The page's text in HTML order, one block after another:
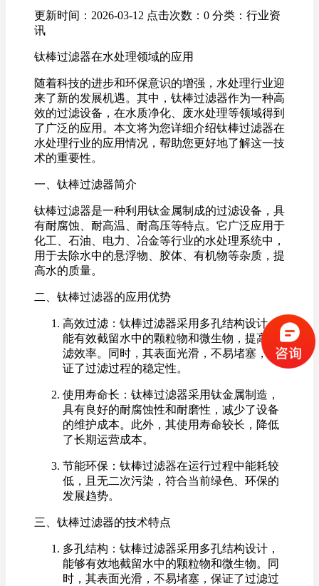
更新时间：2026-03-12 点击次数：0 分类：行业资
讯
钛棒过滤器在水处理领域的应用
随着科技的进步和环保意识的增强，水处理行业迎
来了新的发展机遇。其中，钛棒过滤器作为一种高
效的过滤设备，在水质净化、废水处理等领域得到
了广泛的应用。本文将为您详细介绍钛棒过滤器在
水处理行业的应用情况，帮助您更好地了解这一技
术的重要性。
一、钛棒过滤器简介
钛棒过滤器是一种利用钛金属制成的过滤设备，具
有耐腐蚀、耐高温、耐高压等特点。它广泛应用于
化工、石油、电力、冶金等行业的水处理系统中，
用于去除水中的悬浮物、胶体、有机物等杂质，提
高水的质量。
二、钛棒过滤器的应用优势
高效过滤：钛棒过滤器采用多孔结构设计，
能有效截留水中的颗粒物和微生物，提高过
滤效率。同时，其表面光滑，不易堵塞，保
证了过滤过程的稳定性。
使用寿命长：钛棒过滤器采用钛金属制造，
具有良好的耐腐蚀性和耐磨性，减少了设备
的维护成本。此外，其使用寿命较长，降低
了长期运营成本。
节能环保：钛棒过滤器在运行过程中能耗较
低，且无二次污染，符合当前绿色、环保的
发展趋势。
三、钛棒过滤器的技术特点
多孔结构：钛棒过滤器采用多孔结构设计，
能够有效地截留水中的颗粒物和微生物。同
时，其表面光滑，不易堵塞，保证了过滤过